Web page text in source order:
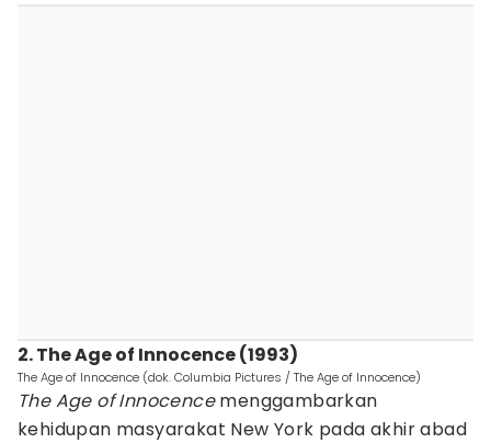
2. The Age of Innocence (1993)
The Age of Innocence (dok. Columbia Pictures / The Age of Innocence)
The Age of Innocencemenggambarkan
kehidupan masyarakat New York pada akhir abad